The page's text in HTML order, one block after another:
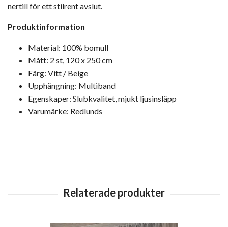
nertill för ett stilrent avslut.
Produktinformation
Material: 100% bomull
Mått: 2 st, 120 x 250 cm
Färg: Vitt / Beige
Upphängning: Multiband
Egenskaper: Slubkvalitet, mjukt ljusinsläpp
Varumärke: Redlunds